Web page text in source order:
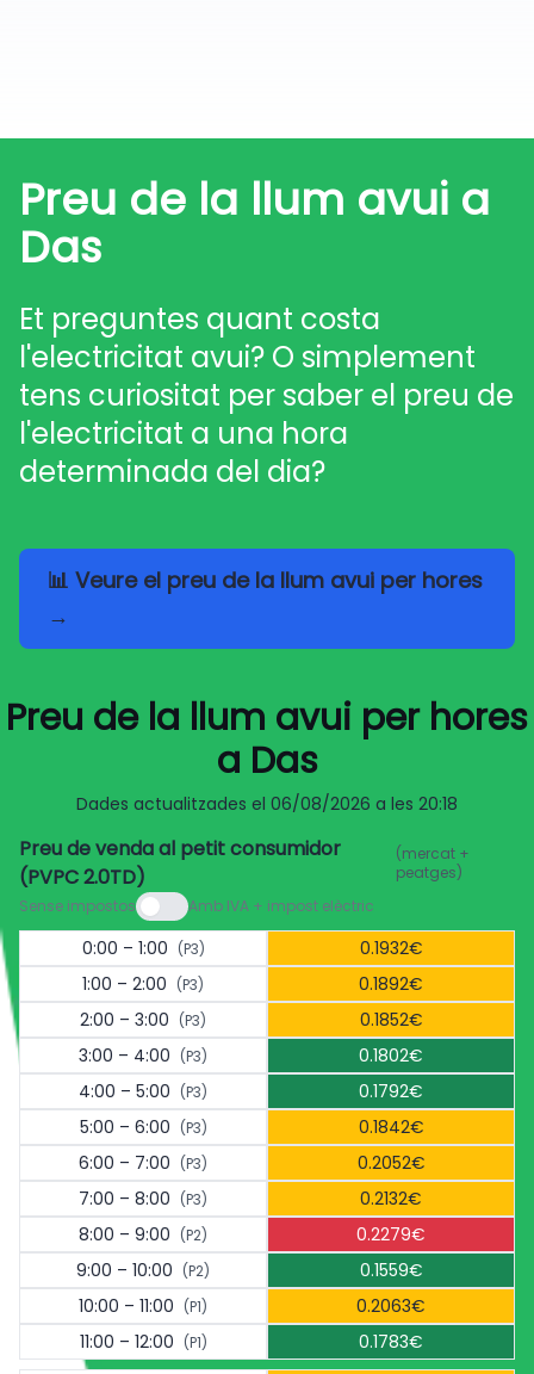
Preu de la llum avui a
Das
Et preguntes quant costa
l'electricitat avui? O simplement
tens curiositat per saber el preu de
l'electricitat a una hora
determinada del dia?
📊 Veure el preu de la llum avui per hores
→
Preu de la llum avui per hores
a Das
Dades actualitzades el 06/08/2026 a les 20:18
Preu de venda al petit consumidor
(PVPC 2.0TD)
(mercat +
peatges)
Sense impostos
Amb IVA + impost elèctric
0:00 – 1:00 (P3)
0.1932€
1:00 – 2:00 (P3)
0.1892€
2:00 – 3:00 (P3)
0.1852€
3:00 – 4:00 (P3)
0.1802€
4:00 – 5:00 (P3)
0.1792€
5:00 – 6:00 (P3)
0.1842€
6:00 – 7:00 (P3)
0.2052€
7:00 – 8:00 (P3)
0.2132€
8:00 – 9:00 (P2)
0.2279€
9:00 – 10:00 (P2)
0.1559€
10:00 – 11:00 (P1)
0.2063€
11:00 – 12:00 (P1)
0.1783€